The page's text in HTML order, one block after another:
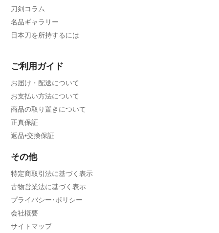
刀剣コラム
名品ギャラリー
日本刀を所持するには
ご利用ガイド
お届け・配送について
お支払い方法について
商品の取り置きについて
正真保証
返品•交換保証
その他
特定商取引法に基づく表示
古物営業法に基づく表示
プライバシー･ポリシー
会社概要
サイトマップ